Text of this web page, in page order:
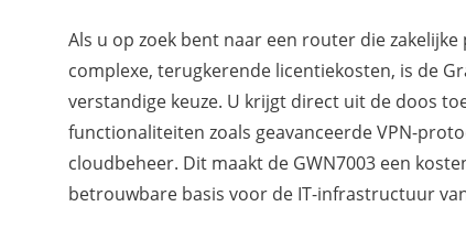
Als u op zoek bent naar een router die
complexe, terugkerende licentiekosten, is de
verstandige keuze. U krijgt direct uit de doos
functionaliteiten zoals geavanceerde VPN-
cloudbeheer. Dit maakt de GWN7003 een
betrouwbare basis voor de IT-infrastructuur